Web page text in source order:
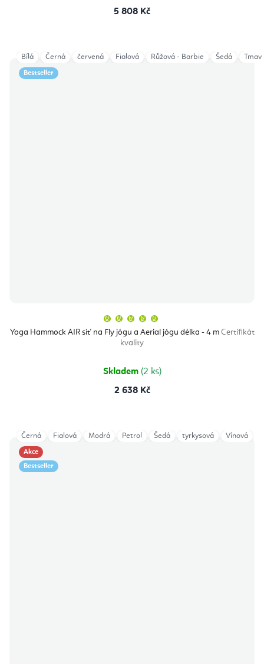
5 808 Kč
Bestseller
Yoga Hammock AIR síť na Fly jógu a Aerial jógu délka - 4 m Certifikát
kvality
produktu
je
hvězdiček.
Skladem (2 ks)
2 638 Kč
Bílá Černá červená Fialová Růžová - Barbie Šedá
Akce
Bestseller
Černá Fialová Modrá Petrol Šedá tyrkysová Vínová